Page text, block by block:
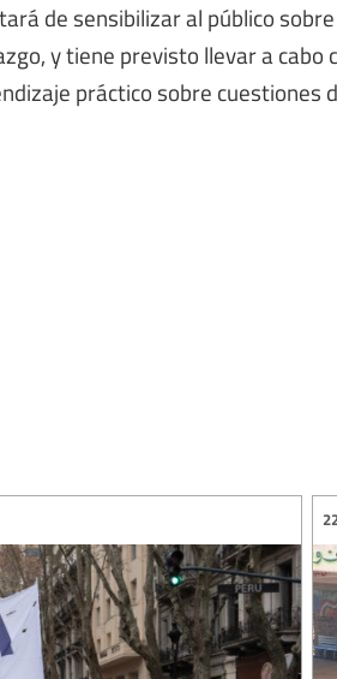
de sensibilizar al público
y tiene previsto llevar a cabo
práctico sobre cuestiones